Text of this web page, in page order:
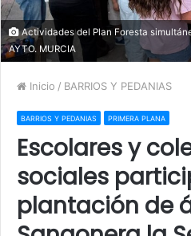
Actividades del Plan Foresta
AYTO. MURCIA
Inicio / BARRIOS Y PEDANIAS
BARRIOS Y PEDANIAS PRIMERA PLANA
Escolares y
sociales
plantación de